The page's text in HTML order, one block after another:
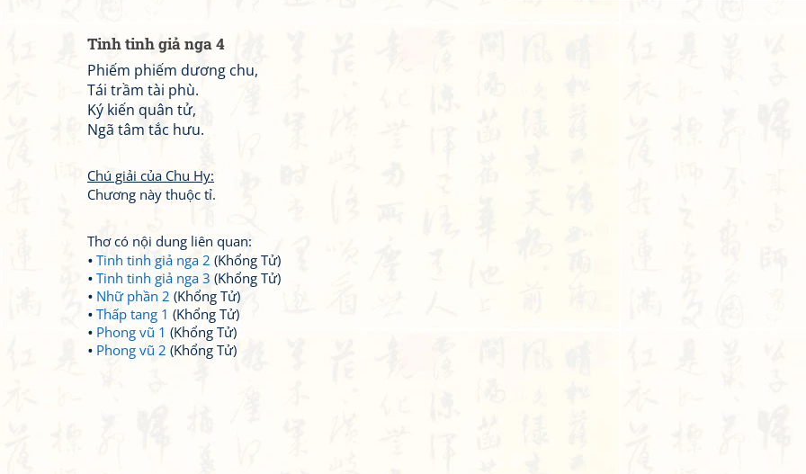
Tinh tinh giả nga 4
Phiếm phiếm dương chu,
Tái trầm tài phù.
Ký kiến quân tử,
Ngã tâm tắc hưu.
Chú giải của Chu Hy:
Chương này thuộc tỉ.
Thơ có nội dung liên quan:
Tinh tinh giả nga 2 (Khổng Tử)
Tinh tinh giả nga 3 (Khổng Tử)
Nhữ phần 2 (Khổng Tử)
Thấp tang 1 (Khổng Tử)
Phong vũ 1 (Khổng Tử)
Phong vũ 2 (Khổng Tử)